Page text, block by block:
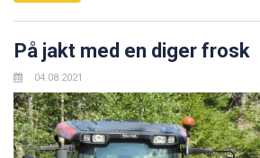
På jakt med en diger frosk
04.08.2021